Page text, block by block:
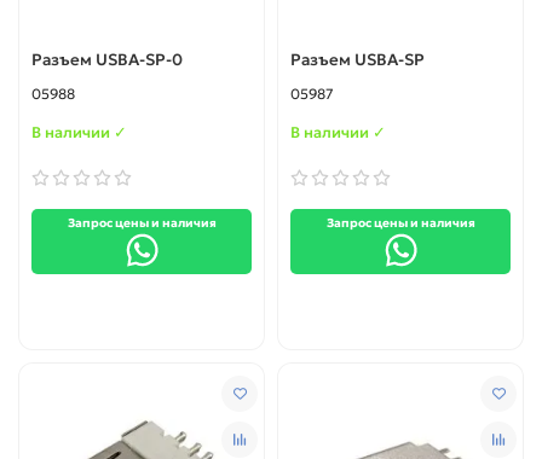
Разъем USBA-SP-0
05988
В наличии ✓
Запрос цены и наличия
Разъем USBA-SP
05987
В наличии ✓
Запрос цены и наличия